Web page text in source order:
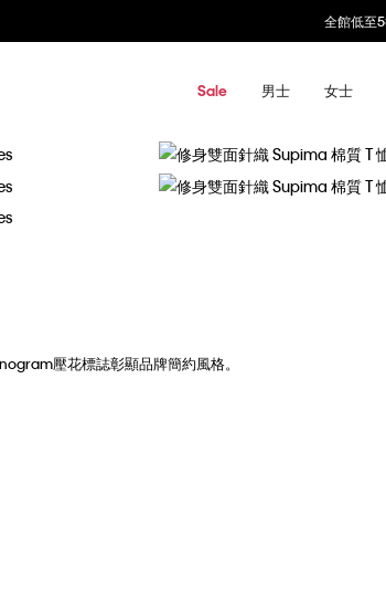
全館低至
Sale 男士 女士
壓花標誌彰顯品牌簡約風格。